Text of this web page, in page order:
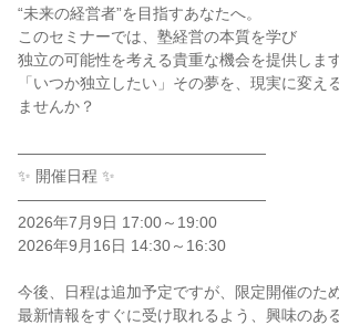
“未来の経営者”を目指すあなたへ。
このセミナーでは、塾経営の本質を学び
独立の可能性を考える貴重な機会を提供します
「いつか独立したい」その夢を、現実に変え
ませんか？
――――――――――――――――
✨ 開催日程 ✨
――――――――――――――――
2026年7月9日 17:00～19:00
2026年9月16日 14:30～16:30
今後、日程は追加予定ですが、限定開催のため
最新情報をすぐに受け取れるよう、興味のあ